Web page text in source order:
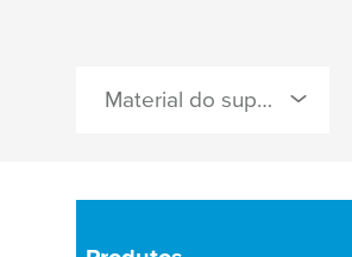
Material do suporte